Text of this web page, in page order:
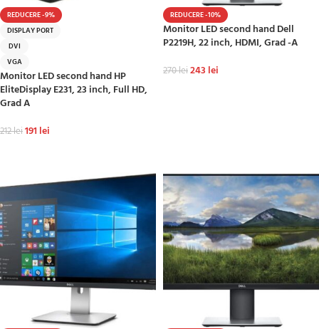
REDUCERE -9%
DISPLAY PORT
DVI
VGA
Monitor LED second hand HP
EliteDisplay E231, 23 inch, Full HD,
Grad A
212lei191 lei
REDUCERE -10%
Monitor LED second hand Dell
P2219H, 22 inch, HDMI, Grad -A
270lei243 lei